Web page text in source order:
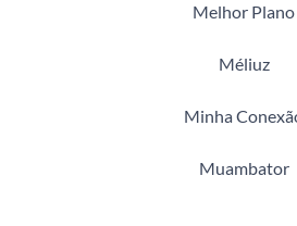
Melhor Plano
Méliuz
Minha
Muambator